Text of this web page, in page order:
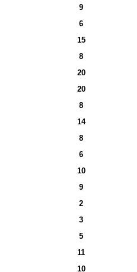
9
6
15
8
20
20
8
14
8
6
10
9
2
3
5
11
10